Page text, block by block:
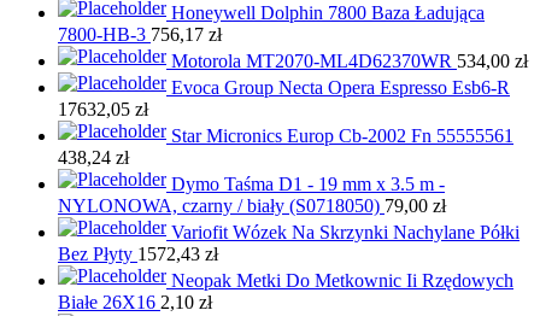
Honeywell Dolphin 7800 Baza Ładująca
7800-HB-3 756,17 zł
Motorola MT2070-ML4D62370WR 534,00 zł
Evoca Group Necta Opera Espresso Esb6-R
17632,05 zł
Star Micronics Europ Cb-2002 Fn 55555561
438,24 zł
Dymo Taśma D1 - 19 mm x 3.5 m -
NYLONOWA, czarny / biały (S0718050) 79,00 zł
Variofit Wózek Na Skrzynki Nachylane Półki
Bez Płyty 1572,43 zł
Neopak Metki Do Metkownic Ii Rzędowych
Białe 26X16 2,10 zł